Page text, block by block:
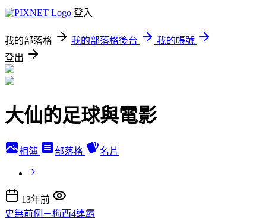
登入
我的部落格 我的部落格後台
我的帳號
登出
大仙的足球與電影
相簿 部落格 名片
13年前
史無前例－梅西4連霸